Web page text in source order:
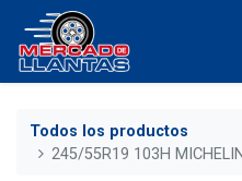
Todos los productos
245/55R19 103H